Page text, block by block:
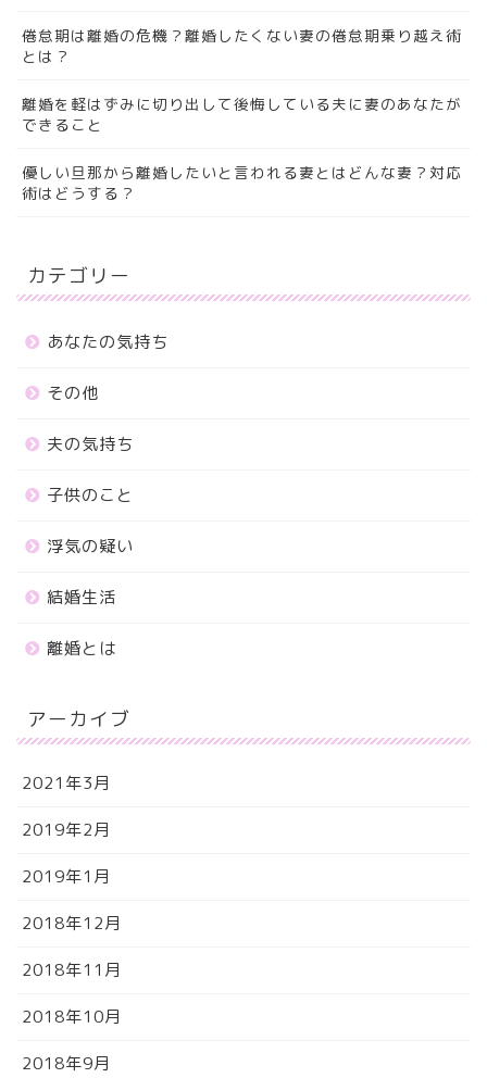
倦怠期は離婚の危機？離婚したくない妻の倦怠期乗り越え術
とは？
離婚を軽はずみに切り出して後悔している夫に妻のあなたが
できること
優しい旦那から離婚したいと言われる妻とはどんな妻？対応
術はどうする？
カテゴリー
あなたの気持ち
その他
夫の気持ち
子供のこと
浮気の疑い
結婚生活
離婚とは
アーカイブ
2021年3月
2019年2月
2019年1月
2018年12月
2018年11月
2018年10月
2018年9月